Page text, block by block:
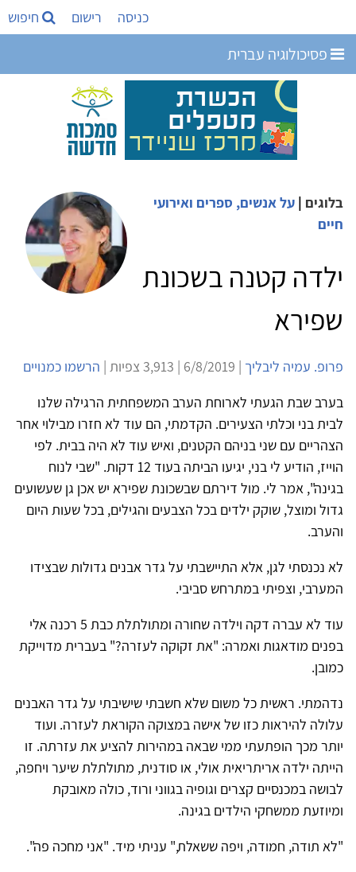
כניסה רישום חיפוש
פסיכולוגיה עברית
בלוגים | על אנשים, ספרים ואירועי
חיים
ילדה קטנה בשכונת
שפירא
פרופ. עמיה ליבליך | 6/8/2019 | 3,913 צפיות |
הרשמו כמנויים
בערב שבת הגעתי לארוחת הערב המשפחתית הרגילה שלנו
לבית בני וכלתי הצעירים. הקדמתי, הם עוד לא חזרו מבילוי אחר
הצהריים עם שני בניהם הקטנים, ואיש עוד לא היה בבית. לפי
הוייז, הודיע לי בני, יגיעו הביתה בעוד 12 דקות. "שבי לנוח
בגינה", אמר לי. מול דירתם שבשכונת שפירא יש אכן גן שעשועים
גדול ומוצל, שוקק ילדים בכל הצבעים והגילים, בכל שעות היום
והערב.
לא נכנסתי לגן, אלא התיישבתי על גדר אבנים גדולות שבצידו
המערבי, וצפיתי במתרחש סביבי.
עוד לא עברה דקה וילדה שחורה ומתולתלת כבת 5 רכנה אלי
בפנים מודאגות ואמרה: "את זקוקה לעזרה?" בעברית מדוייקת
כמובן.
נדהמתי. ראשית כל משום שלא חשבתי שישיבתי על גדר האבנים
עלולה להיראות כזו של אישה במצוקה הקוראת לעזרה. ועוד
יותר מכך הופתעתי ממי שבאה במהירות להציע את עזרתה. זו
הייתה ילדה אריתריאית אולי, או סודנית, מתולתלת שיער ויחפה,
לבושה במכנסיים קצרים וגופיה בגווני ורוד, כולה מאובקת
ומיוזעת ממשחקי הילדים בגינה.
"לא תודה, חמודה, ויפה ששאלת," עניתי מיד. "אני מחכה פה".